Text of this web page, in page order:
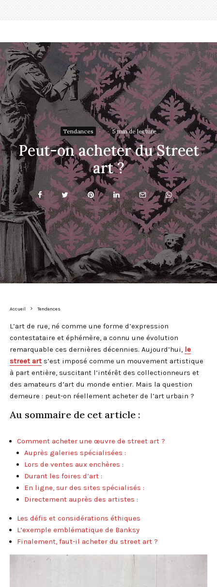
Tendances · · 5 min de lecture
Peut-on acheter du Street
art ?
Accueil Tendances
L’art de rue, né comme une forme d’expression
contestataire et éphémère, a connu une évolution
remarquable ces dernières décennies. Aujourd’hui, le
street art s’est imposé comme un mouvement artistique
à part entière, suscitant l’intérêt des collectionneurs et
des amateurs d’art du monde entier. Mais la question
demeure : peut-on réellement acheter de l’art urbain ?
Au sommaire de cet article :
Comment acheter une œuvre de street art ?
Auprès galeries spécialisées :
Lors de ventes aux enchères :
Durant les foires d’art :
En ligne, sur des sites spécialisés :
Directement auprès des artistes :
Les défis et considérations éthiques
L’exemple emblématique de Banksy
Finalement, faut-il acheter du street art ?